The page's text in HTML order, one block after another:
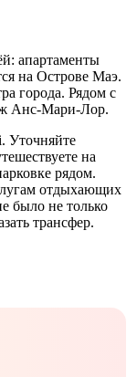
апартаменты
на Острове Маэ.
города. Рядом с
Анс-Мари-Лор.
Уточняйте
на
рядом.
отдыхающих
было не только
трансфер.